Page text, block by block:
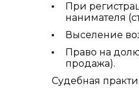
При
нанимателя
Выселение
Право на
продажа).
Судебная